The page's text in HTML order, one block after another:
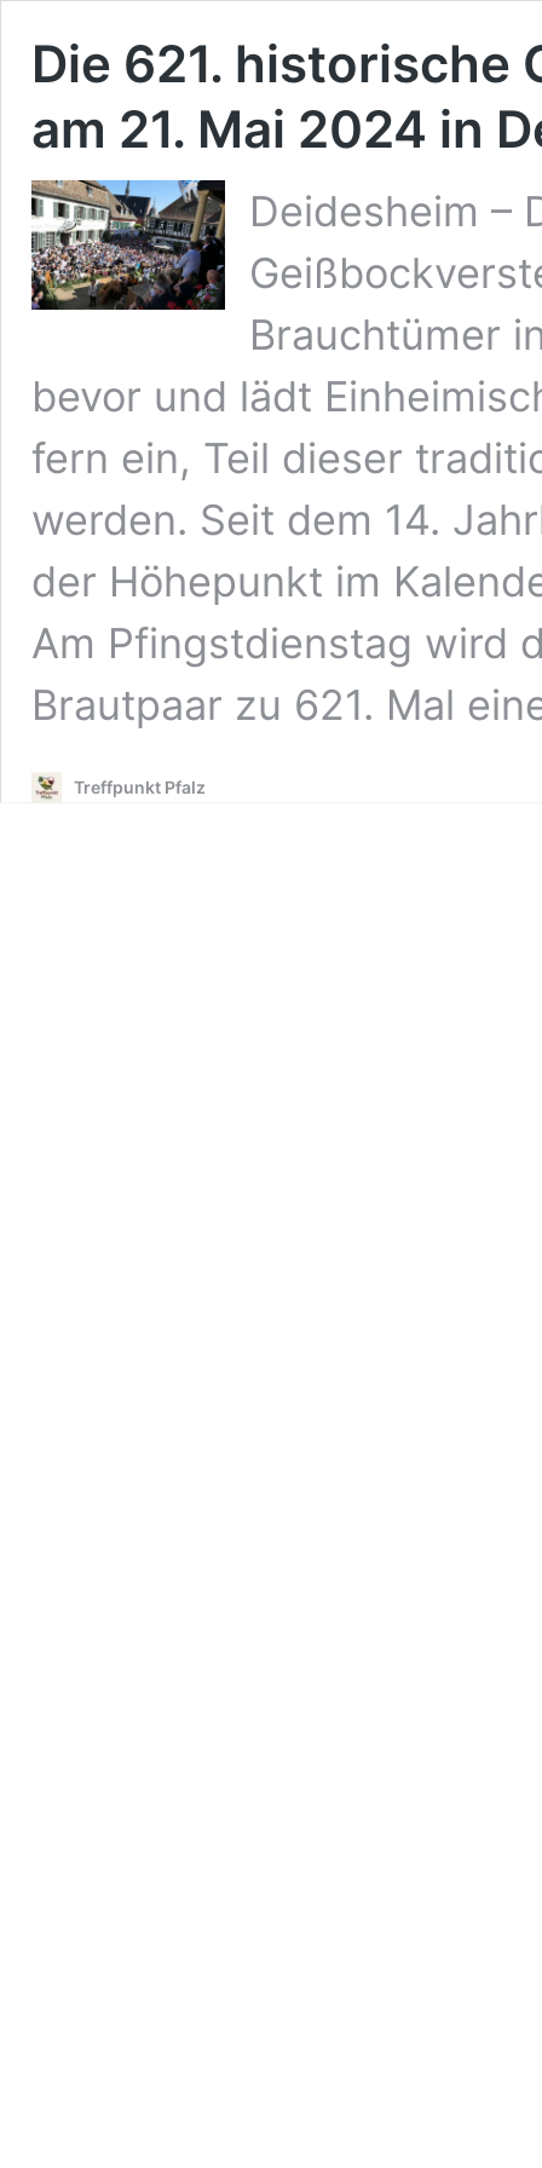
Die 621.
am 21. Mai 2024 in
Deidesheim –
Brauchtümer
bevor und lädt
fern ein, Teil dieser
werden. Seit dem 14.
der Höhepunkt im
Am Pfingstdienstag wird
Brautpaar zu 621. Mal
Treffpunkt Pfalz